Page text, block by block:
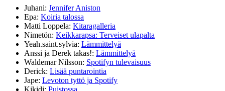
Juhani: Jennifer Aniston
Epa: Koiria talossa
Matti Loppela: Kitaragalleria
Nimetön: Keikkarapsa: Terveiset ulapalta
Yeah.saint.sylvia: Lämmittelyä
Anssi ja Derek takas!: Lämmittelyä
Waldemar Nilsson: Spotifyn tulevaisuus
Derick: Lisää puntarointia
Jape: Levoton tyttö ja Spotify